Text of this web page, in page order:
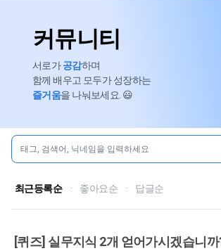
커뮤니티
서로가공감하며
함께 배우고 모두가 성장하는
즐거움을 나눠보세요. 😃
최근등록순 · 좋아요순 · 답글순
[퀴즈] 실무지식 2개 얻어가시겠습니까